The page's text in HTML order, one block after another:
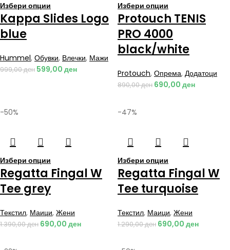
Избери опции
Kappa Slides Logo
blue
Hummel, Обувки, Влечки, Мажи
999,00ден 599,00 ден
Избери опции
Protouch TENIS
PRO 4000
black/white
Protouch, Опрема, Додатоци
890,00ден 690,00 ден
-50%
Избери опции
Regatta Fingal W
Tee grey
Текстил, Маици, Жени
1.390,00ден 690,00 ден
-47%
Избери опции
Regatta Fingal W
Tee turquoise
Текстил, Маици, Жени
1.290,00ден 690,00 ден